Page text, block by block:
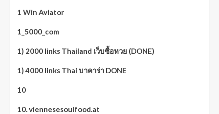
1 Win Aviator
1_5000_com
1) 2000 links Thailand เว็บซื้อหวย (DONE)
1) 4000 links Thai บาคาร่า DONE
10
10. viennesesoulfood.at